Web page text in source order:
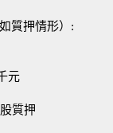
質押情形）:
元
質押